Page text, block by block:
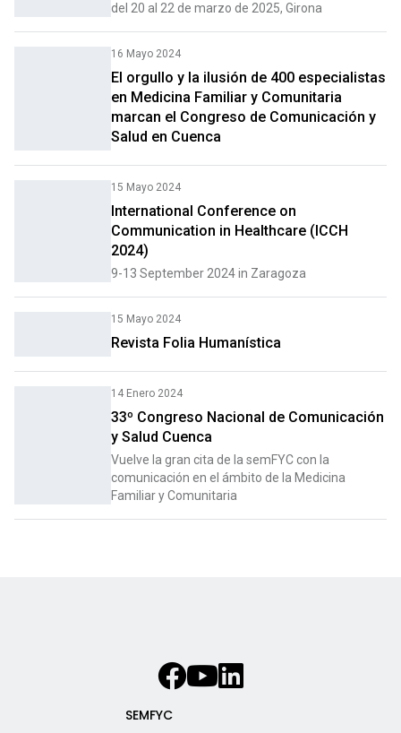
del 20 al 22 de marzo de 2025, Girona
16 Mayo 2024
El orgullo y la ilusión de 400 especialistas
en Medicina Familiar y Comunitaria
marcan el Congreso de Comunicación y
Salud en Cuenca
15 Mayo 2024
International Conference on
Communication in Healthcare (ICCH
2024)
9-13 September 2024 in Zaragoza
15 Mayo 2024
Revista Folia Humanística
14 Enero 2024
33º Congreso Nacional de Comunicación
y Salud Cuenca
Vuelve la gran cita de la semFYC con la
comunicación en el ámbito de la Medicina
Familiar y Comunitaria
SEMFYC